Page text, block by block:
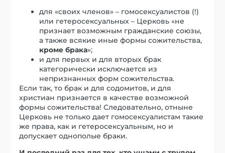
для «своих членов» – гомосексуалистов (!)
или гетеросексуальных – Церковь «не
признает возможным гражданские союзы,
а также всякие иные формы сожительства,
кроме брака»;
и для первых и для вторых брак
категорически исключается из
непризнанных форм сожительства.
Если так, то брак и для содомитов, и для
христиан признается в качестве возможной
формы сожительства! Следовательно, отныне
Церковь не только дает гомосексуалистам такие
же права, как и гетеросексуальным, но и
допускает однополые браки.